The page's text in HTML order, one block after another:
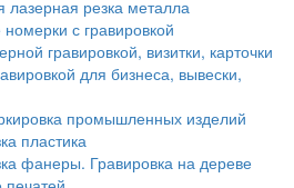
лазерная резка металла
с гравировкой
гравировкой, визитки, карточки
для бизнеса, вывески,
промышленных изделий
пластика
фанеры. Гравировка на дереве